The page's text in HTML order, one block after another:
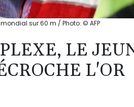
sur 60 m / Photo: © AFP
LE
L'OR